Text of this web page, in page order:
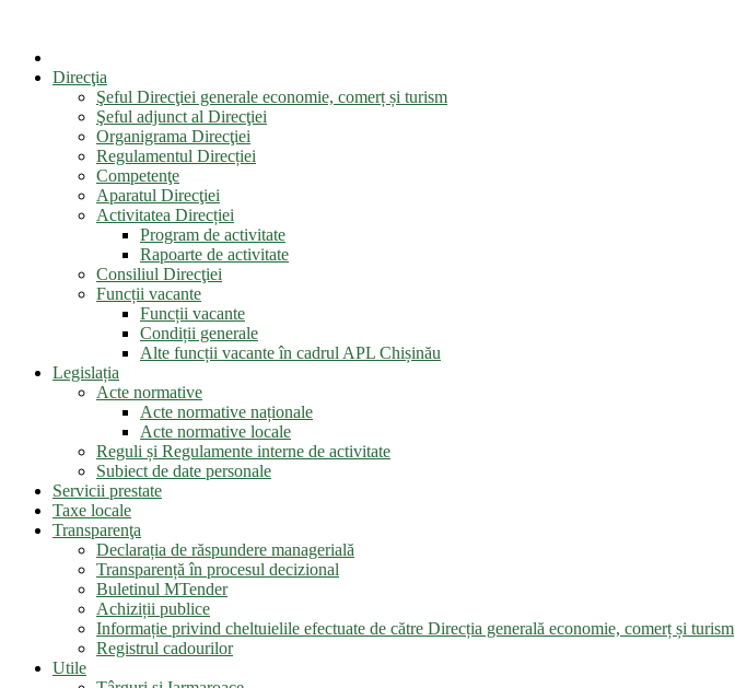
Direcţia
Şeful Direcţiei generale economie, comerț și turism
Şeful adjunct al Direcţiei
Organigrama Direcţiei
Regulamentul Direcției
Competenţe
Aparatul Direcţiei
Activitatea Direcției
Program de activitate
Rapoarte de activitate
Consiliul Direcţiei
Funcții vacante
Funcții vacante
Condiții generale
Alte funcții vacante în cadrul APL Chișinău
Legislația
Acte normative
Acte normative naționale
Acte normative locale
Reguli și Regulamente interne de activitate
Subiect de date personale
Servicii prestate
Taxe locale
Transparenţa
Declarația de răspundere managerială
Transparență în procesul decizional
Buletinul MTender
Achiziții publice
Informație privind cheltuielile efectuate de către Direcția generală economie, comerț și turism
Registrul cadourilor
Utile